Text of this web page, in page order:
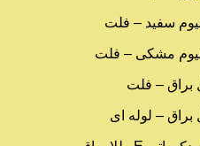
سفید – فلت
مشکی – فلت
براق – فلت
براق – لوله ای